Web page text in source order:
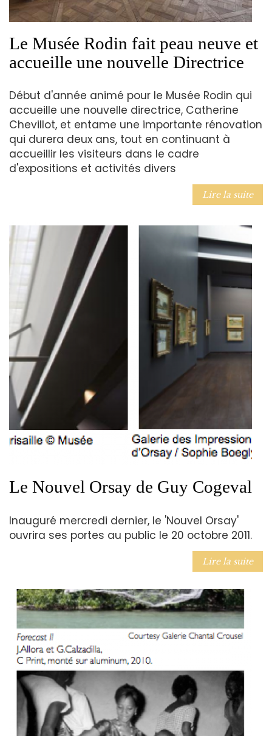
Le Musée Rodin fait peau neuve et
accueille une nouvelle Directrice
Début d'année animé pour le Musée Rodin qui
accueille une nouvelle directrice, Catherine
Chevillot, et entame une importante rénovation
qui durera deux ans, tout en continuant à
accueillir les visiteurs dans le cadre
d'expositions et activités divers
Lire la suite
Le Nouvel Orsay de Guy Cogeval
Inauguré mercredi dernier, le 'Nouvel Orsay'
ouvrira ses portes au public le 20 octobre 2011.
Lire la suite